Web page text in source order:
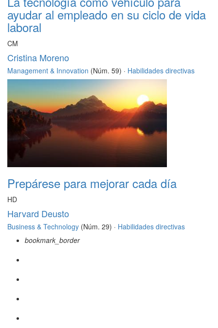
ayudar al empleado en su ciclo de vida
laboral
CM
Cristina Moreno
Management & Innovation (Núm. 59) · Habilidades directivas
Prepárese para mejorar cada día
HD
Harvard Deusto
Business & Technology (Núm. 29) · Habilidades directivas
bookmark_border